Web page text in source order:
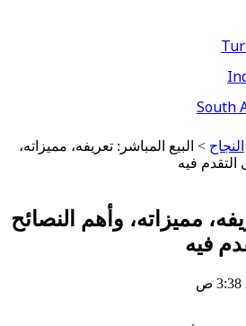
South
النجاح > البيع المباشر: تعريفه، مميزاته،
فيه
مميزاته، وأهم النصائح
فيه